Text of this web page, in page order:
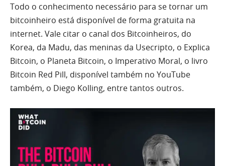
Todo o conhecimento necessário para se tornar um
bitcoinheiro está disponível de forma gratuita na
internet. Vale citar o canal dos Bitcoinheiros, do
Korea, da Madu, das meninas da Usecripto, o Explica
Bitcoin, o Planeta Bitcoin, o Imperativo Moral, o livro
Bitcoin Red Pill, disponível também no YouTube
também, o Diego Kolling, entre tantos outros.